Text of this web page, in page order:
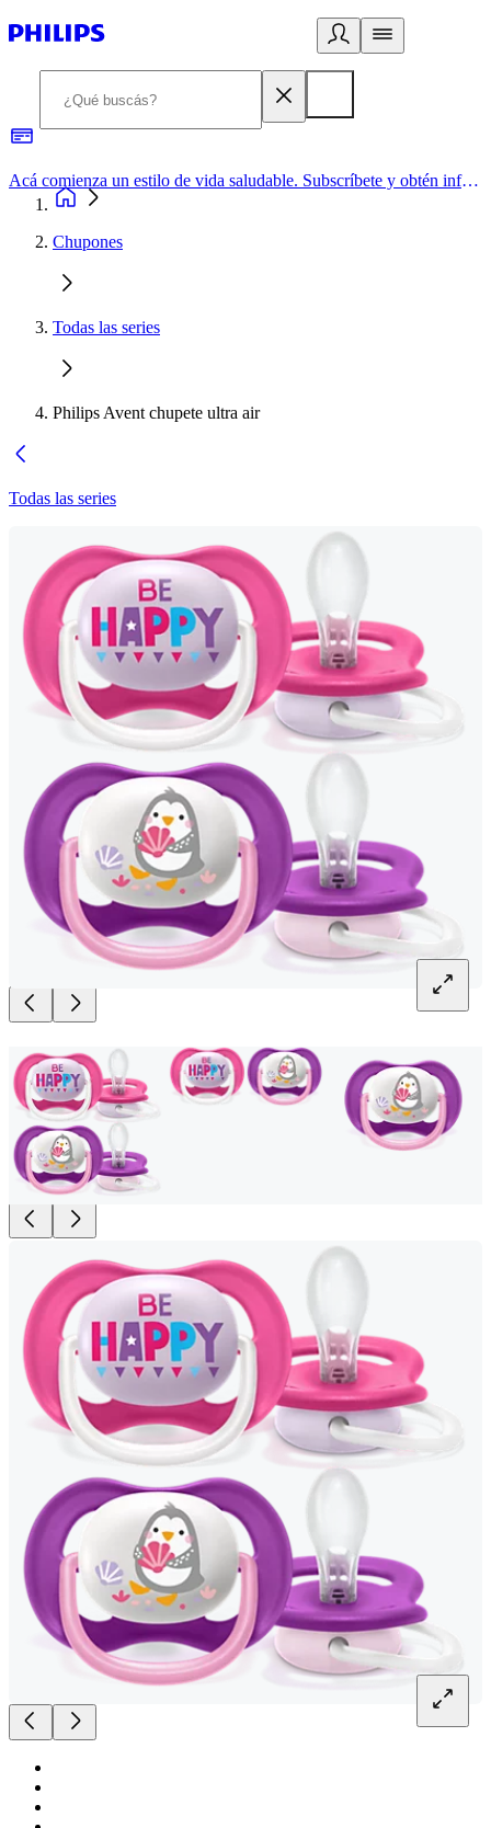
Acá comienza un estilo de vida saludable. Subscríbete y obtén información de primera mano
Chupones
Todas las series
Philips Avent chupete ultra air
Todas las series